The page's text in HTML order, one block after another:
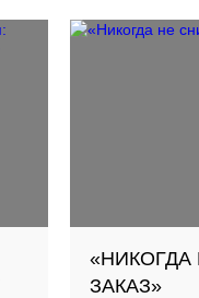
четыре
ЗАКАЗ»